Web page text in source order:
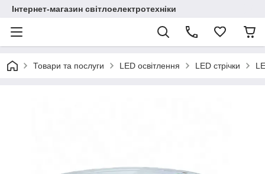
Інтернет-магазин світлоелектротехніки
Товари та послуги LED освітлення LED стрічки